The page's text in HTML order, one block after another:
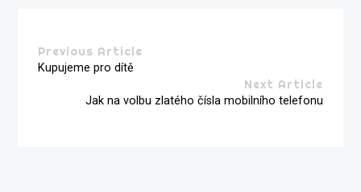
Previous Article
Kupujeme pro dítě
Next Article
Jak na volbu zlatého čísla mobilního telefonu